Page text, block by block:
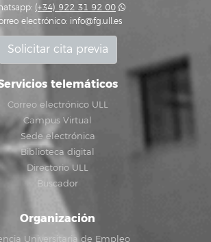
(+34) 922 31 92 00
electrónico: info@fg.ull.es
Solicitar cita previa
telemáticos
Correo electrónico ULL
Campus Virtual
Sede electrónica
Biblioteca digital
Directorio ULL
Buscador
Organización
Universitaria de Empleo